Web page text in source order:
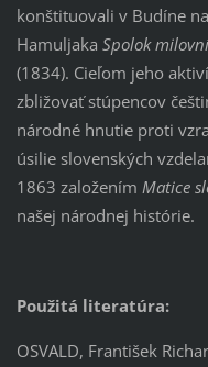
konštituovali v Budíne
Hamuljaka Spolok
(1834). Cieľom jeho
zbližovať stúpencov
národné hnutie proti
úsilie slovenských
1863 založením Matice
našej národnej histórie.
Použitá literatúra:
OSVALD, František